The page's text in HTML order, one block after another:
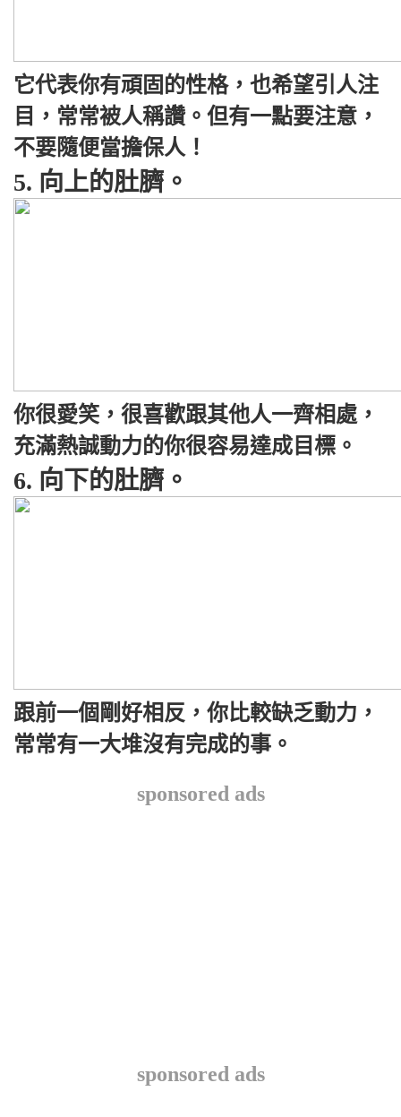
它代表你有頑固的性格，也希望引人注
目，常常被人稱讚。但有一點要注意，
不要隨便當擔保人！
5. 向上的肚臍。
你很愛笑，很喜歡跟其他人一齊相處，
充滿熱誠動力的你很容易達成目標。
6. 向下的肚臍。
跟前一個剛好相反，你比較缺乏動力，
常常有一大堆沒有完成的事。
sponsored ads
sponsored ads